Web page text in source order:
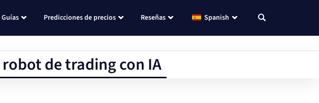
Guías Predicciones de precios Reseñas Spanish
de trading con IA